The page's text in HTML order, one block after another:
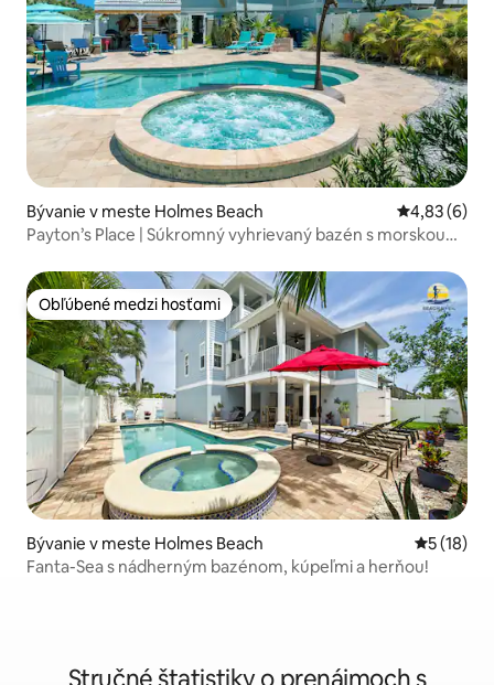
Bývanie v meste Holmes Beach Priemerné
4,83 (6)
Payton’s Place | Súkromný vyhrievaný bazén s morskou
Obľúbené medzi hosťami
Obľúbené medzi hosťami
Bývanie v meste Holmes Beach
5 (18)
Fanta-Sea s nádherným bazénom, kúpeľmi a herňou!